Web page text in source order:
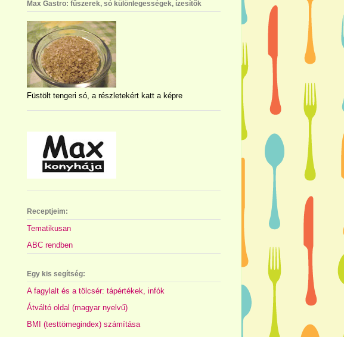
Max Gastro: fűszerek, só különlegességek, ízesítők
Füstölt tengeri só, a részletekért katt a képre
Receptjeim:
Tematikusan
ABC rendben
Egy kis segítség:
A fagylalt és a tölcsér: tápértékek, infók
Átváltó oldal (magyar nyelvű)
BMI (testtömegindex) számítása